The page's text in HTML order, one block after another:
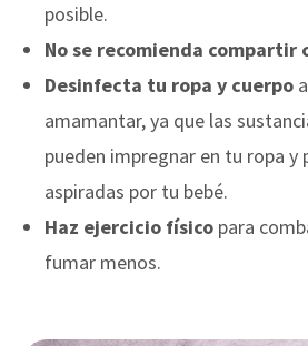
posible.
No se recomienda compartir
Desinfecta tu ropa y cuerpo
amamantar, ya que las
pueden impregnar en tu ropa y
aspiradas por tu bebé.
Haz ejercicio físico para
fumar menos.